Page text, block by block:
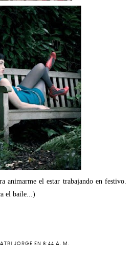
animarme el estar trabajando en festivo.
el baile...)
JORGE EN 8:44 A. M.